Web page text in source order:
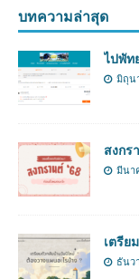
บทความล่าสุด
ไปพัท
มิถุน
สงกร
มีนา
เตรีย
ธันว